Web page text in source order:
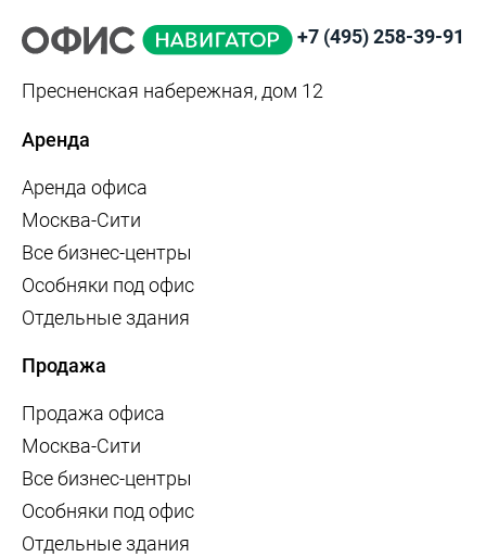
+7 (495) 258-39-91
Пресненская набережная, дом 12
Аренда
Аренда офиса
Москва-Сити
Все бизнес-центры
Особняки под офис
Отдельные здания
Продажа
Продажа офиса
Москва-Сити
Все бизнес-центры
Особняки под офис
Отдельные здания